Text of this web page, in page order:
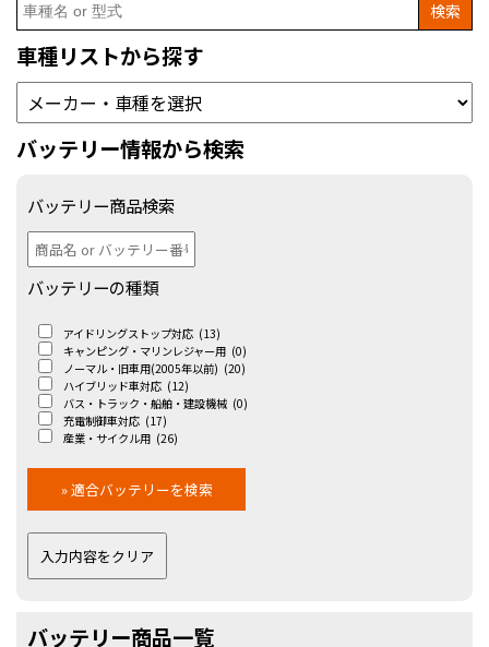
for:
車種リストから探す
バッテリー情報から検索
バッテリー商品検索
バッテリーの種類
アイドリングストップ対応 (13)
キャンピング・マリンレジャー用 (0)
ノーマル・旧車用(2005年以前) (20)
ハイブリッド車対応 (12)
バス・トラック・船舶・建設機械 (0)
充電制御車対応 (17)
産業・サイクル用 (26)
バッテリー商品一覧